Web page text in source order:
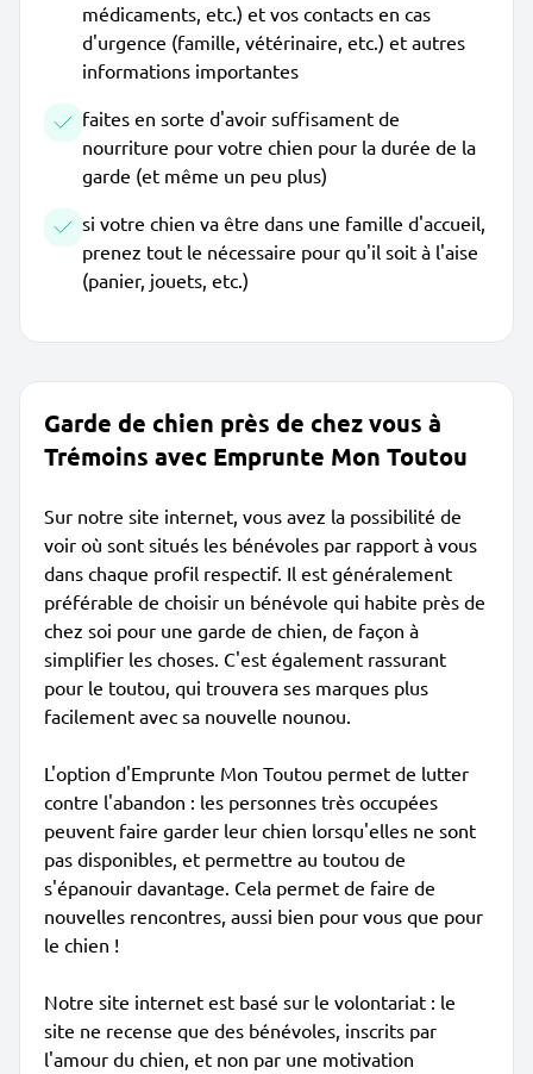
médicaments, etc.) et vos contacts en cas
d'urgence (famille, vétérinaire, etc.) et autres
informations importantes
faites en sorte d'avoir suffisament de
nourriture pour votre chien pour la durée de la
garde (et même un peu plus)
si votre chien va être dans une famille d'accueil,
prenez tout le nécessaire pour qu'il soit à l'aise
(panier, jouets, etc.)
Garde de chien près de chez vous à
Trémoins avec Emprunte Mon Toutou
Sur notre site internet, vous avez la possibilité de
voir où sont situés les bénévoles par rapport à vous
dans chaque profil respectif. Il est généralement
préférable de choisir un bénévole qui habite près de
chez soi pour une garde de chien, de façon à
simplifier les choses. C'est également rassurant
pour le toutou, qui trouvera ses marques plus
facilement avec sa nouvelle nounou.
L'option d'Emprunte Mon Toutou permet de lutter
contre l'abandon : les personnes très occupées
peuvent faire garder leur chien lorsqu'elles ne sont
pas disponibles, et permettre au toutou de
s'épanouir davantage. Cela permet de faire de
nouvelles rencontres, aussi bien pour vous que pour
le chien !
Notre site internet est basé sur le volontariat : le
site ne recense que des bénévoles, inscrits par
l'amour du chien, et non par une motivation